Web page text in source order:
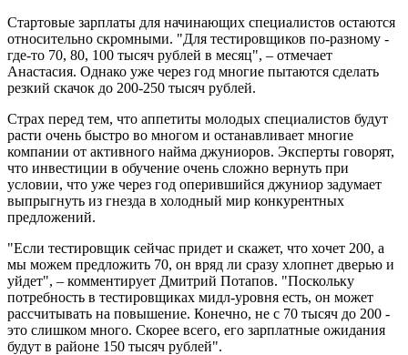
Стартовые зарплаты для начинающих специалистов остаются
относительно скромными. "Для тестировщиков по-разному -
где-то 70, 80, 100 тысяч рублей в месяц", – отмечает
Анастасия. Однако уже через год многие пытаются сделать
резкий скачок до 200-250 тысяч рублей.
Страх перед тем, что аппетиты молодых специалистов будут
расти очень быстро во многом и останавливает многие
компании от активного найма джуниоров. Эксперты говорят,
что инвестиции в обучение очень сложно вернуть при
условии, что уже через год оперившийся джуниор задумает
выпрыгнуть из гнезда в холодный мир конкурентных
предложений.
"Если тестировщик сейчас придет и скажет, что хочет 200, а
мы можем предложить 70, он вряд ли сразу хлопнет дверью и
уйдет", – комментирует Дмитрий Потапов. "Поскольку
потребность в тестировщиках мидл-уровня есть, он может
рассчитывать на повышение. Конечно, не с 70 тысяч до 200 -
это слишком много. Скорее всего, его зарплатные ожидания
будут в районе 150 тысяч рублей".